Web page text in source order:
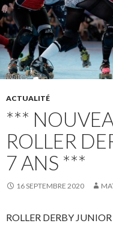
ACTUALITÉ
***
ROLLER
7 ANS ***
16 SEPTEMBRE 2020
ROLLER DERBY JUNIOR